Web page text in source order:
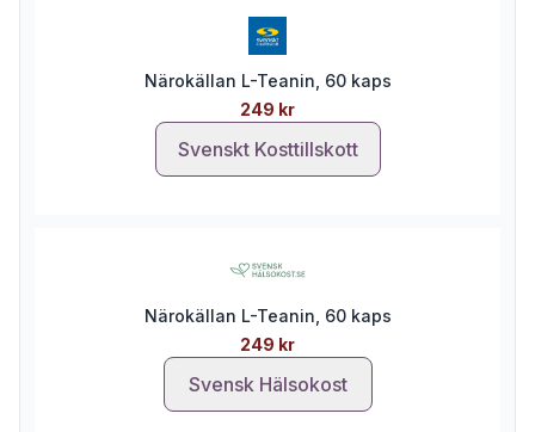
Närokällan L-Teanin, 60 kaps
249 kr
Svenskt Kosttillskott
Närokällan L-Teanin, 60 kaps
249 kr
Svensk Hälsokost